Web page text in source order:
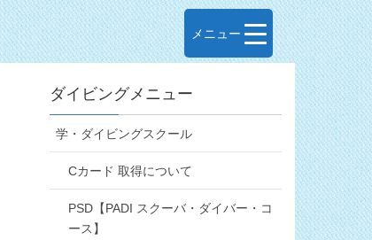
メニュー
ダイビングメニュー
学・ダイビングスクール
Cカード 取得について
PSD【PADI スクーバ・ダイバー・コ
ース】